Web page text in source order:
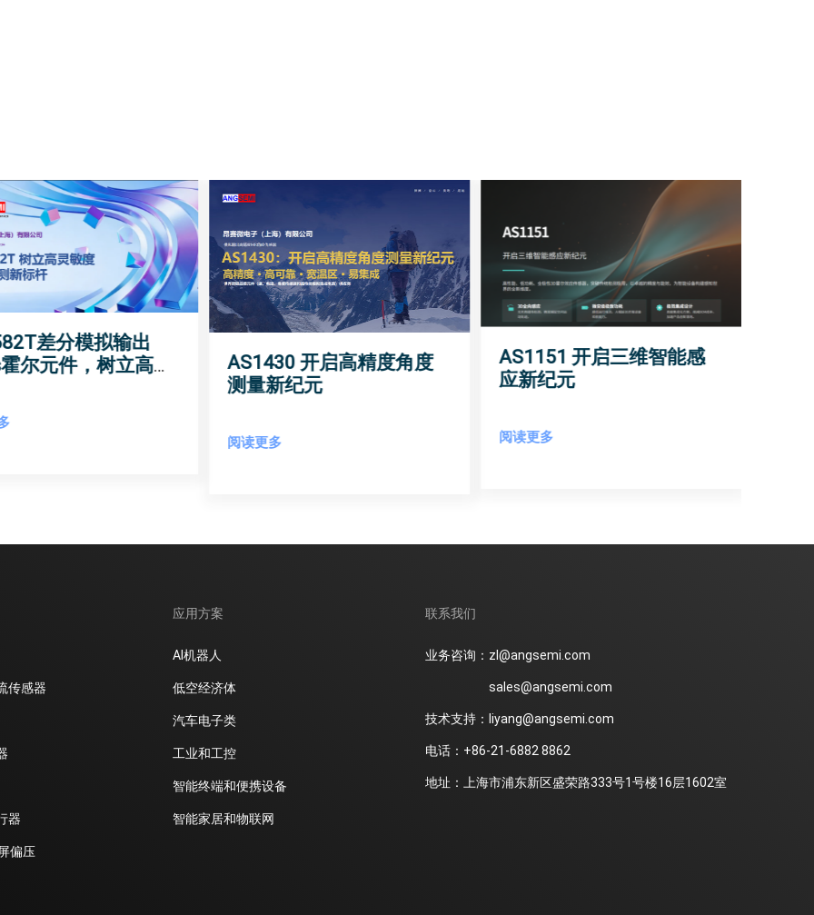
差分模拟输出
尔元件，树立高灵
AS1430 开启高精度角度
测量新纪元
阅读更多
AS1151 开启三维智能感
应新纪元
阅读更多
传感器
器
偏压
应用方案
AI机器人
低空经济体
汽车电子类
工业和工控
智能终端和便携设备
智能家居和物联网
联系我们
业务咨询：zl@angsemi.com
sales@angsemi.com
技术支持：liyang@angsemi.com
电话：+86-21-6882 8862
地址：上海市浦东新区盛荣路333号1号楼16层1602室